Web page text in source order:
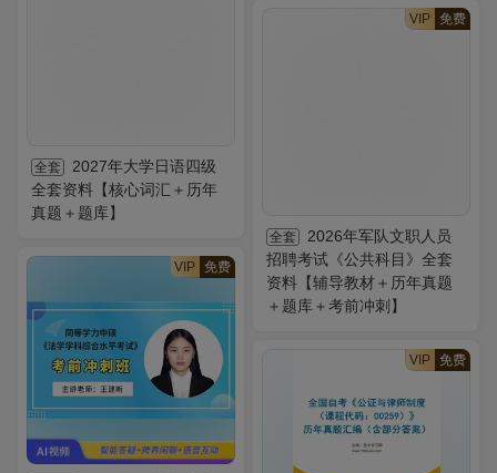
全套
2027年大学日语四级
全套资料【核心词汇＋历年
真题＋题库】
VIP 免费
全套
2026年军队文职人员
招聘考试《公共科目》全套
资料【辅导教材＋历年真题
＋题库＋考前冲刺】
VIP 免费
VIP 免费